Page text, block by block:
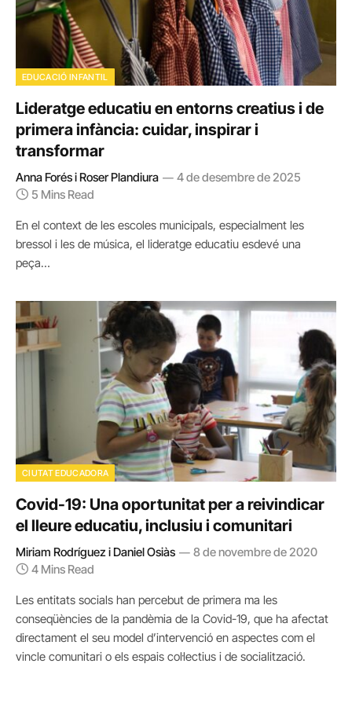
EDUCACIÓ INFANTIL
Lideratge educatiu en entorns creatius i de
primera infància: cuidar, inspirar i
transformar
Anna Forés i Roser Plandiura
4 de desembre de 2025
5 Mins Read
En el context de les escoles municipals, especialment les
bressol i les de música, el lideratge educatiu esdevé una
peça…
CIUTAT EDUCADORA
Covid-19: Una oportunitat per a reivindicar
el lleure educatiu, inclusiu i comunitari
Miriam Rodríguez i Daniel Osiàs
8 de novembre de 2020
4 Mins Read
Les entitats socials han percebut de primera ma les
conseqüències de la pandèmia de la Covid-19, que ha afectat
directament el seu model d’intervenció en aspectes com el
vincle comunitari o els espais col·lectius i de socialització.